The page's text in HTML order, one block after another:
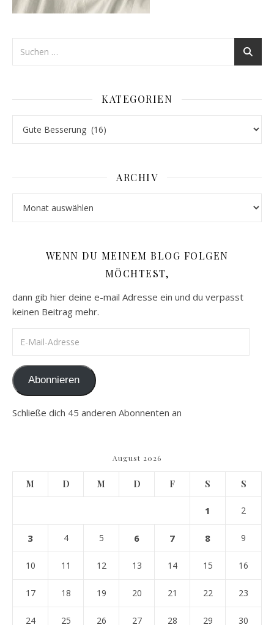
KATEGORIEN
ARCHIV
WENN DU MEINEM BLOG FOLGEN
MÖCHTEST,
dann gib hier deine e-mail Adresse ein und du verpasst
keinen Beitrag mehr.
Abonnieren
Schließe dich 45 anderen Abonnenten an
August 2026
M D M D F S S
1 2
3 4 5 6 7 8 9
10 11 12 13 14 15 16
17 18 19 20 21 22 23
24 25 26 27 28 29 30